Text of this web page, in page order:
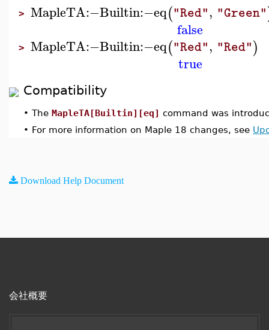
> MapleTA:−Builtin:−eq("Red", "Green"
false
> MapleTA:−Builtin:−eq("Red", "Red")
true
Compatibility
• The MapleTA[Builtin][eq] command was
• For more information on Maple 18 changes, see
Download Help Document
会社概要